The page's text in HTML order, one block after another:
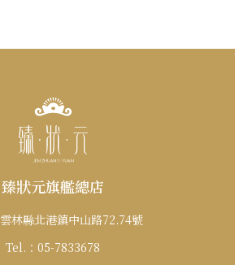
臻狀元旗艦總店
雲林縣北港鎮中山路72.74號
Tel.： 05-7833678